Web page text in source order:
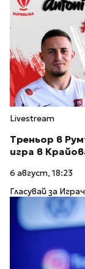
Livestream
Треньор в
игра в
6 август, 18:23
Гласувай за